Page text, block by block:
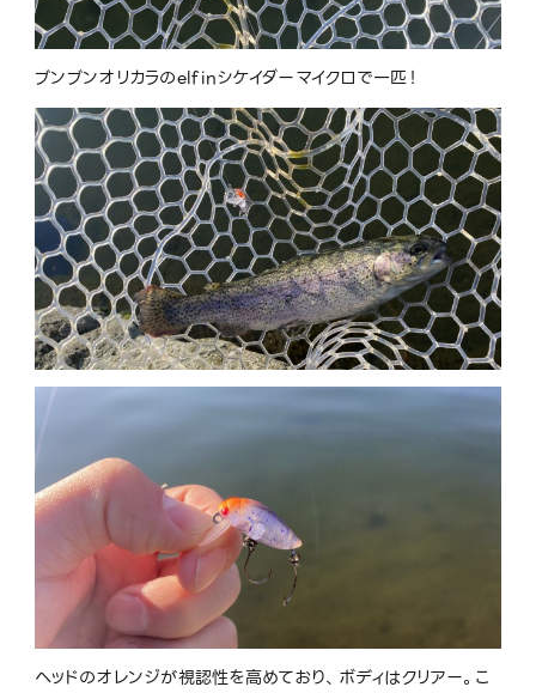
ブンブンオリカラのelfinシケイダーマイクロで一匹！
ヘッドのオレンジが視認性を高めており、ボディはクリアー。こ